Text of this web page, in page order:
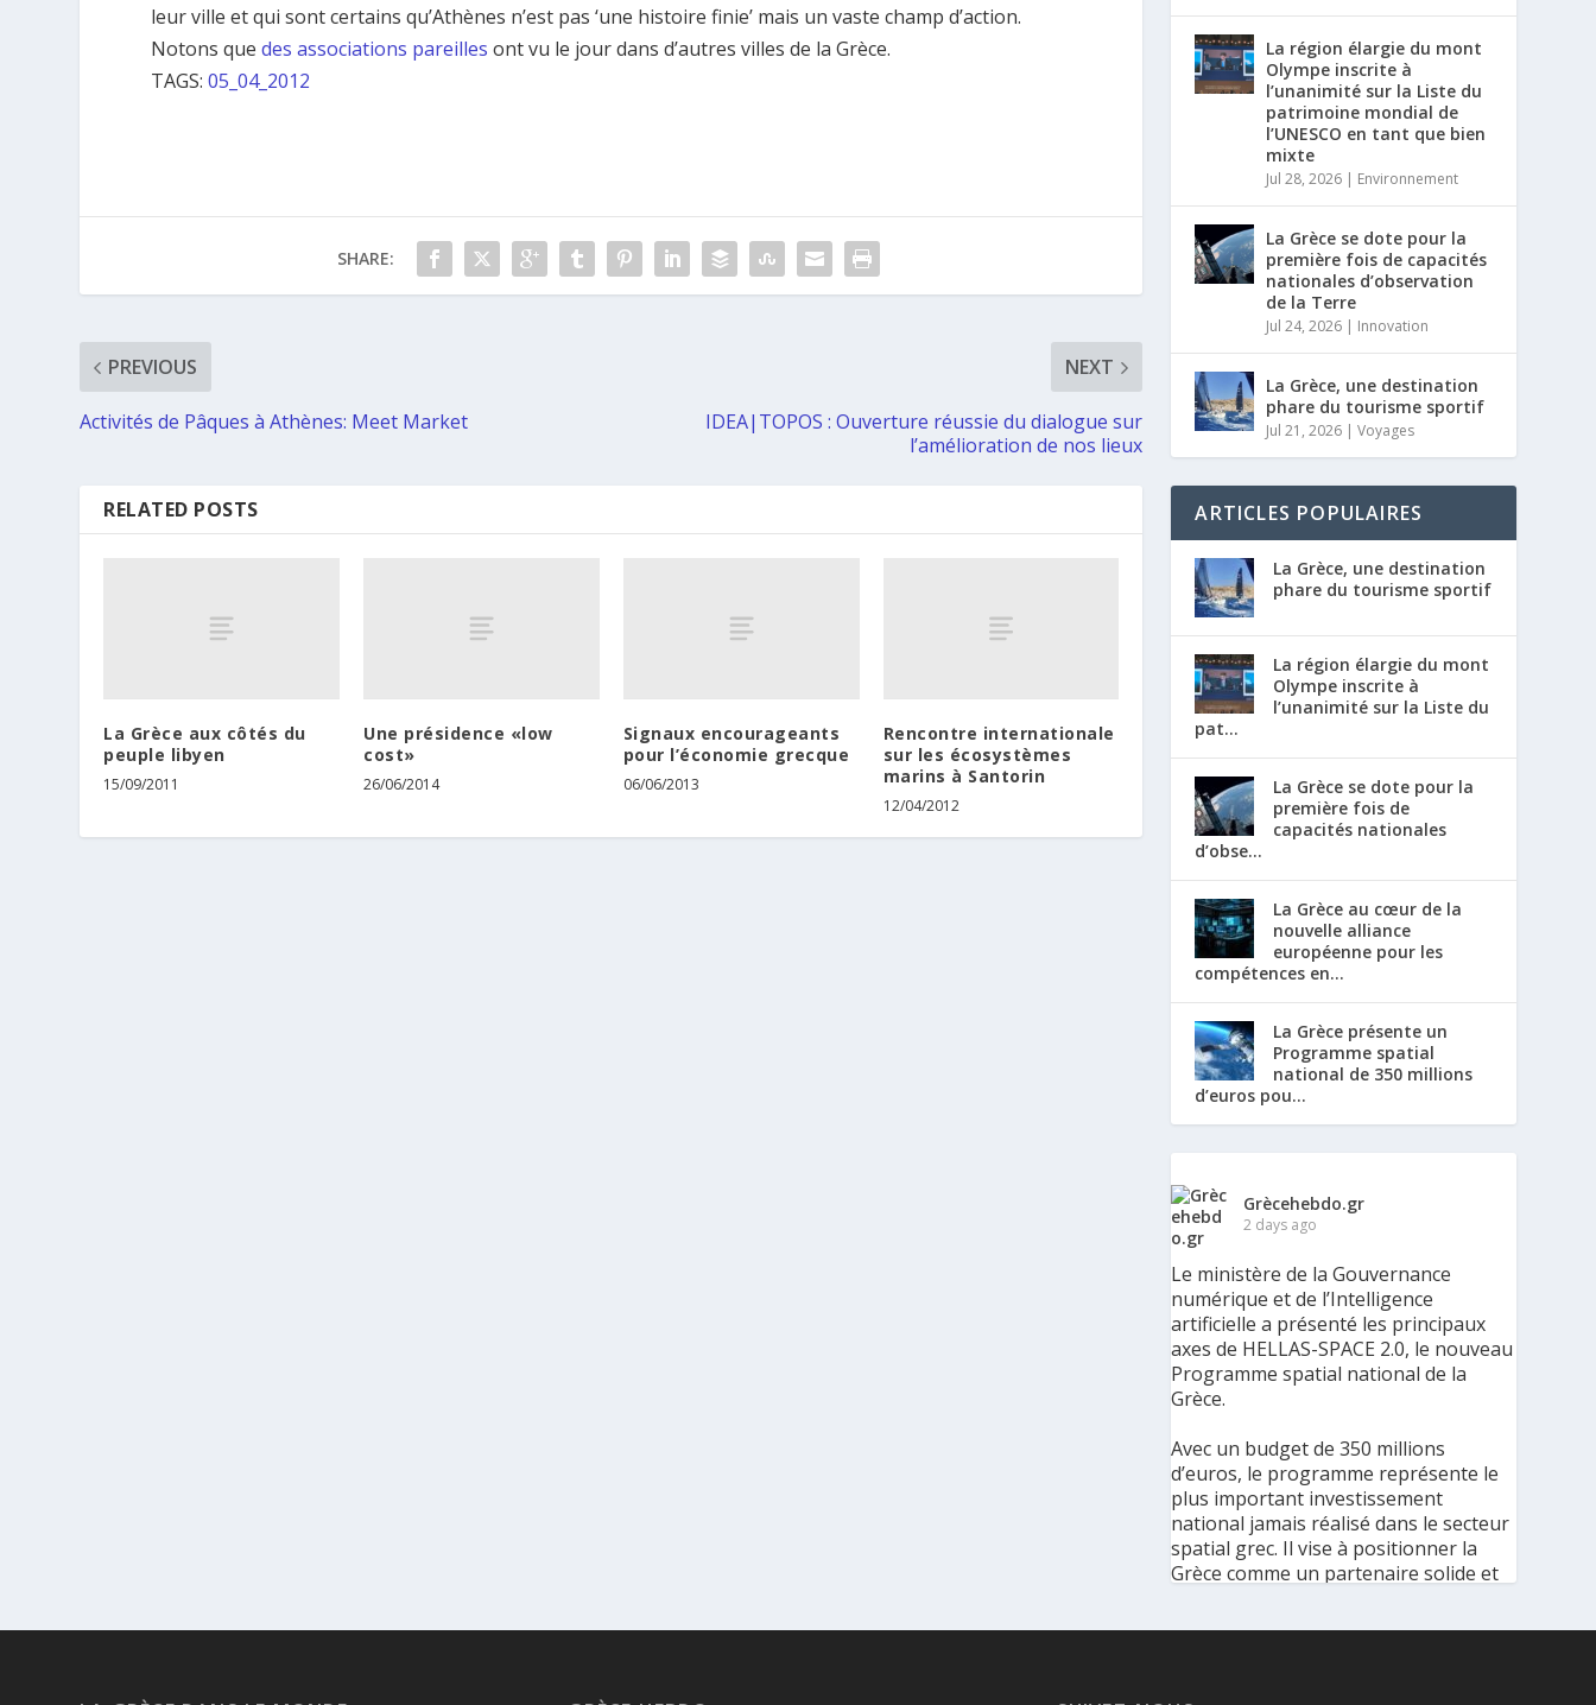
leur ville et qui sont certains qu’Athènes n’est pas ‘une histoire finie’ mais un vaste champ d’action.
Notons quedes associations pareilles ont vu le jour dans d’autres villes de la Grèce.
TAGS:05_04_2012
SHARE:
PREVIOUS
Activités de Pâques à Athènes: Meet Market
NEXT
IDEA|TOPOS : Ouverture réussie du dialogue sur
l’amélioration de nos lieux
RELATED POSTS
La Grèce aux côtés du
peuple libyen
15/09/2011
Une présidence «low
cost»
26/06/2014
Signaux encourageants
pour l’économie grecque
06/06/2013
Rencontre internationale
sur les écosystèmes
marins à Santorin
12/04/2012
La région élargie du mont
Olympe inscrite à
l’unanimité sur la Liste du
patrimoine mondial de
l’UNESCO en tant que bien
mixte
Jul 28, 2026 | Environnement
La Grèce se dote pour la
première fois de capacités
nationales d’observation
de la Terre
Jul 24, 2026 | Innovation
La Grèce, une destination
phare du tourisme sportif
Jul 21, 2026 |Voyages
ARTICLES POPULAIRES
La Grèce, une destination
phare du tourisme sportif
La région élargie du mont
Olympe inscrite à
l’unanimité sur la Liste du
pat...
La Grèce se dote pour la
première fois de
capacités nationales
d’obse...
La Grèce au cœur de la
nouvelle alliance
européenne pour les
compétences en...
La Grèce présente un
Programme spatial
national de 350 millions
d’euros pou...
Grècehebdo.gr
2 days ago
Le ministère de la Gouvernance
numérique et de l’Intelligence
artificielle a présenté les principaux
axes de HELLAS-SPACE 2.0, le nouveau
Programme spatial national de la
Grèce.
Avec un budget de 350 millions
d’euros, le programme représente le
plus important investissement
national jamais réalisé dans le secteur
spatial grec. Il vise à positionner la
Grèce comme un partenaire solide et